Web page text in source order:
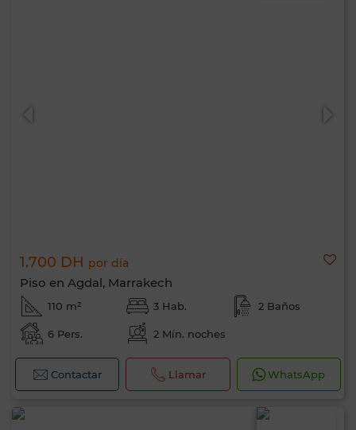
1.700 DH por día
Piso en Agdal, Marrakech
110 m² 3 Hab. 2 Baños
6 Pers. 2 Mín. noches
Contactar Llamar WhatsApp